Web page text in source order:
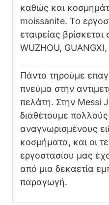
καθώς και
moissanite. Το
εταιρείας βρίσκεται
WUZHOU,
Πάντα τηρούμε
πνεύμα στην
πελάτη. Στην Messi
διαθέτουμε
αναγνωρισμένους
κοσμήματα, και οι
εργοστασίου μας
από μια δεκαετία
παραγωγή.